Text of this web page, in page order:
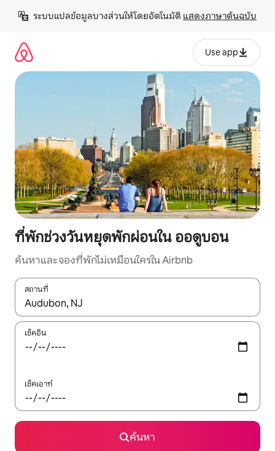
เนื้อหา
ระบบแปลข้อมูลบางส่วนให้โดยอัตโนมัติ แสดงภาษาต้นฉบับ
Use app
ที่พักช่วงวันหยุดพักผ่อนใน ออดูบอน
ค้นหาและจองที่พักไม่เหมือนใครใน Airbnb
สถานที่
ใช้ลูกศรขึ้นลง หรือใช้การสัมผัสหรือปัด เพื่อสำรวจผลการค้นหา
เช็คอิน
เช็คเอาท์
ค้นหา